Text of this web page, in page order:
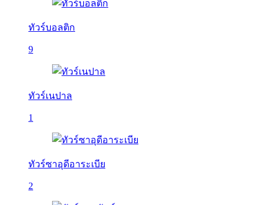
ทัวร์บอลติก
9
ทัวร์เนปาล
1
ทัวร์ซาอุดีอาระเบีย
2